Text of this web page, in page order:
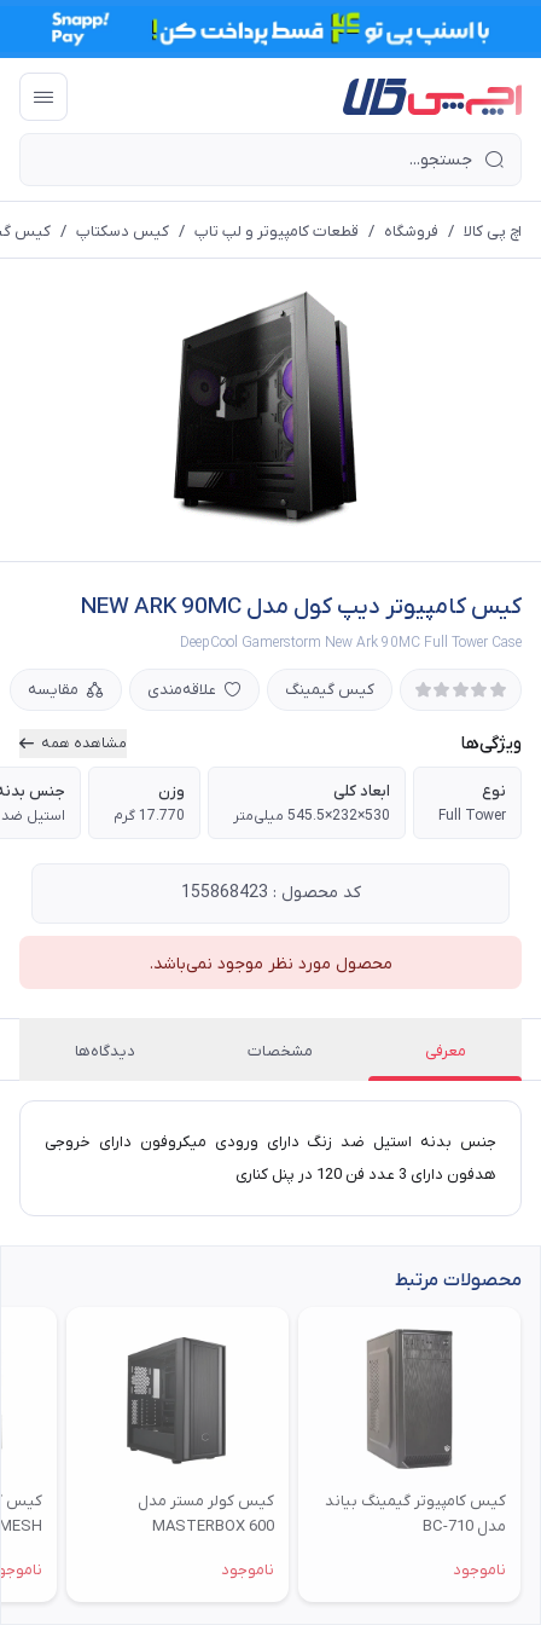
اچ پی کالا / فروشگاه / قطعات کامپیوتر و لپ تاپ / کیس دسکتاپ / کیس
کیس کامپیوتر دیپ کول مدل NEW ARK 90MC
DeepCool Gamerstorm New Ark 90MC Full Tower Case
کیس گیمینگ علاقه‌مندی مقایسه
ویژگی‌ها مشاهده همه
نوع
Full Tower
ابعاد کلی
530×232×545.5 میلی‌متر
وزن
17.770 گرم
جنس
استیل
کد محصول : 155868423
محصول مورد نظر موجود نمی‌باشد.
معرفی مشخصات دیدگاه‌ها
جنس بدنه استیل ضد زنگ دارای ورودی میکروفون دارای خروجی
هدفون دارای 3 عدد فن 120 در پنل کناری
محصولات مرتبط
کیس کامپیوتر گیمینگ بیاند
مدل BC-710
ناموجود
کیس کولر مستر مدل
MASTERBOX 600
ناموجود
کیس